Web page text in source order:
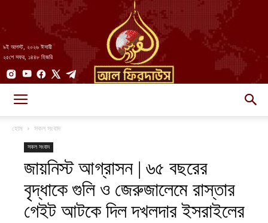
৯ই আগস্ট, ২০২৬ ঈসায়ী
২৫শে সফর, ১৪৪৮ হিজরি
আল-
হোম সকল সংবাদ
সকল সংবাদ
জায়নিস্ট আগ্রাসন | ৬৫ বছরের
বৃদ্ধাকে গুলি ও জেরুজালেমে রাস্তার
গেইট আটকে দিল দখলদার ইসরাইলের